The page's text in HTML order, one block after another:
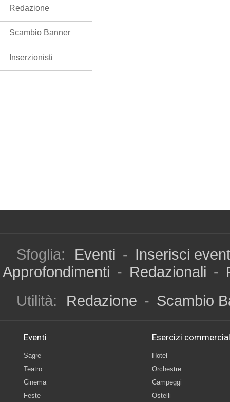
Redazione
Scambio Banner
Inserzionisti
Sfoglia: Eventi - Inserisci
Approfondimenti - Redazionali -
Utilità:
Redazione - Scambio
Eventi
Sagre
Teatro
Cinema
Feste
Esercizi
Hotel
Orchestre
Campeggi
Ostelli